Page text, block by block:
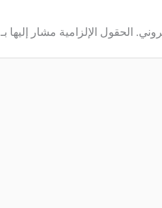
الحقول الإلزامية مشار إليها بـ